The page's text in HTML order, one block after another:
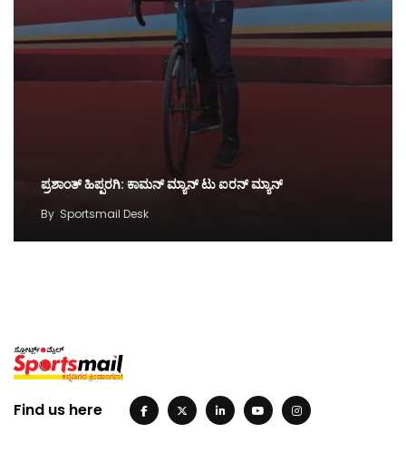
ಪ್ರಶಾಂತ್ ಹಿಪ್ಪರಗಿ: ಕಾಮನ್ ಮ್ಯಾನ್ ಟು ಐರನ್ ಮ್ಯಾನ್
By Sportsmail Desk
Find us here